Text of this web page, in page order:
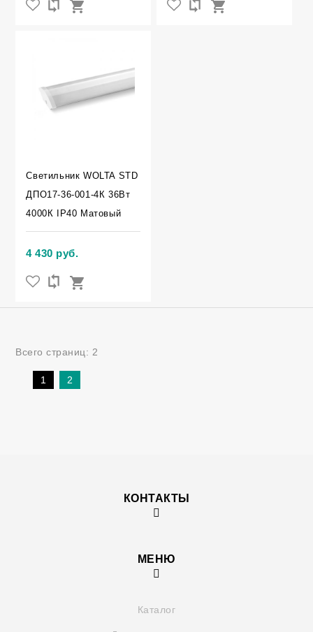
Светильник WOLTA STD
ДПО17-36-001-4К 36Вт
4000К IP40 Матовый
4 430 руб.
Всего страниц: 2
1 2
КОНТАКТЫ
МЕНЮ
Каталог